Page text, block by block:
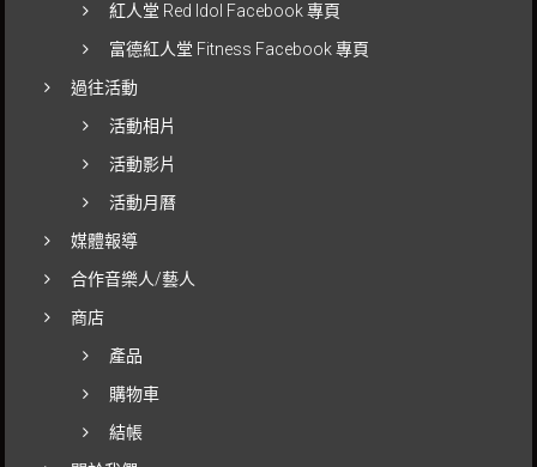
紅人堂 Red Idol Facebook 專頁
富德紅人堂 Fitness Facebook 專頁
過往活動
活動相片
活動影片
活動月曆
媒體報導
合作音樂人/藝人
商店
產品
購物車
結帳